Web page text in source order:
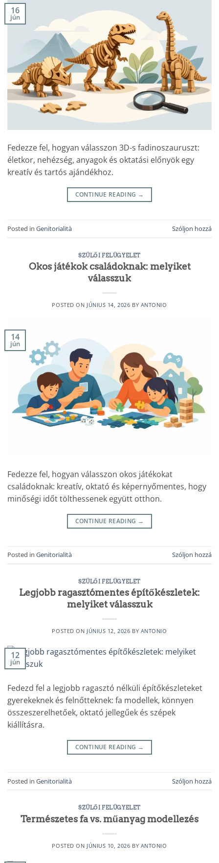
16
jún
Fedezze fel, hogyan válasszon 3D-s fadinoszauruszt:
életkor, nehézség, anyagok és oktatási előnyök egy
kreatív és tartós ajándékhoz.
CONTINUE READING →
Posted in Genitorialità Szóljon hozzá
SZÜLŐI FELÜGYELET
Okos játékok családoknak: melyiket
válasszuk
POSTED ON JÚNIUS 14, 2026 BY ANTONIO
14
jún
Fedezze fel, hogyan válasszon okos játékokat
családoknak: kreatív, oktató és képernyőmentes, hogy
minőségi időt tölthessenek együtt otthon.
CONTINUE READING →
Posted in Genitorialità Szóljon hozzá
SZÜLŐI FELÜGYELET
Legjobb ragasztómentes építőkészletek:
melyiket válasszuk
POSTED ON JÚNIUS 12, 2026 BY ANTONIO
12
jún
Fedezd fel a legjobb ragasztó nélküli építőkészleteket
gyerekeknek és felnőtteknek: fa modellek, könnyen
összeszerelhetőek, oktató jellegűek és szépek
kiállításra.
CONTINUE READING →
Posted in Genitorialità Szóljon hozzá
SZÜLŐI FELÜGYELET
Természetes fa vs. műanyag modellezés
POSTED ON JÚNIUS 10, 2026 BY ANTONIO